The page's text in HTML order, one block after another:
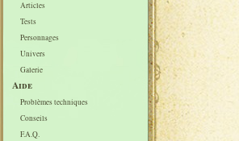
Articles
Tests
Personnages
Univers
Galerie
Aide
Problèmes techniques
Conseils
F.A.Q.